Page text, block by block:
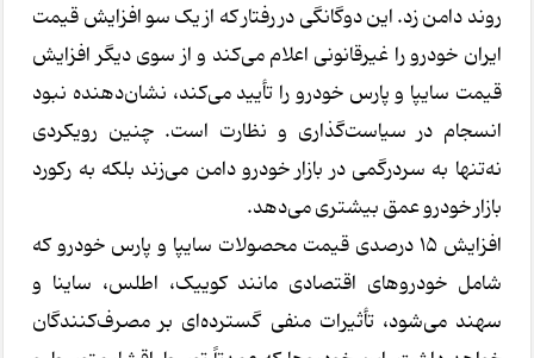
روند دامن زد. این دوگانگی در رفتار که از یک سو افزایش قیمت
ایران خودرو را غیرقانونی اعلام می‌کند و از سوی دیگر افزایش
قیمت سایپا و پارس خودرو را تأیید می‌کند، نشان‌دهنده نبود
انسجام در سیاست‌گذاری و نظارت است. چنین رویکردی
نه‌تنها به سردرگمی در بازار خودرو دامن می‌زند بلکه به رکورد
بازار خودرو عمق بیشتری می‌دهد.
افزایش ۱۵ درصدی قیمت محصولات سایپا و پارس خودرو که
شامل خودروهای اقتصادی مانند کوییک، اطلس، ساینا و
سهند می‌شود، تأثیرات منفی گسترده‌ای بر مصرف‌کنندگان